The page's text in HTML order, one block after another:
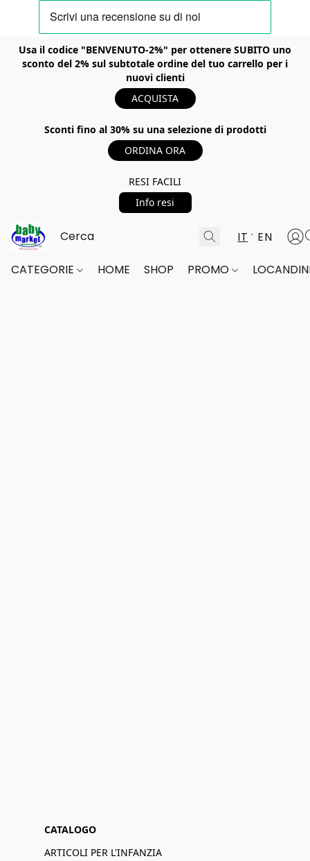
Usa il codice "BENVENUTO-2%" per ottenere SUBITO uno
sconto del 2% sul subtotale ordine del tuo carrello per i
nuovi clienti
ACQUISTA
Sconti fino al 30% su una selezione di prodotti
ORDINA ORA
RESI FACILI
Info resi
IT EN
CATEGORIE HOME SHOP PROMO
CATALOGO
ARTICOLI PER L'INFANZIA